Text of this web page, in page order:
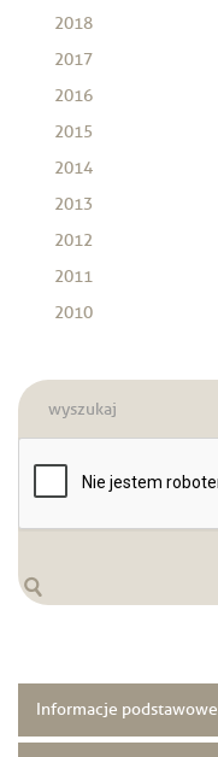
2018
2017
2016
2015
2014
2013
2012
2011
2010
Informacje podstawowe